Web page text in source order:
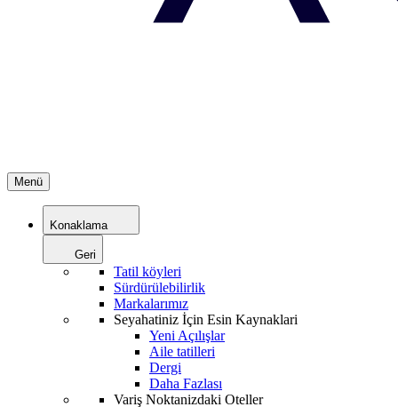
Menü
Konaklama
Geri
Tatil köyleri
Sürdürülebilirlik
Markalarımız
Seyahatiniz İçin Esin Kaynaklari
Yeni Açılışlar
Aile tatilleri
Dergi
Daha Fazlası
Variş Noktanizdaki Oteller